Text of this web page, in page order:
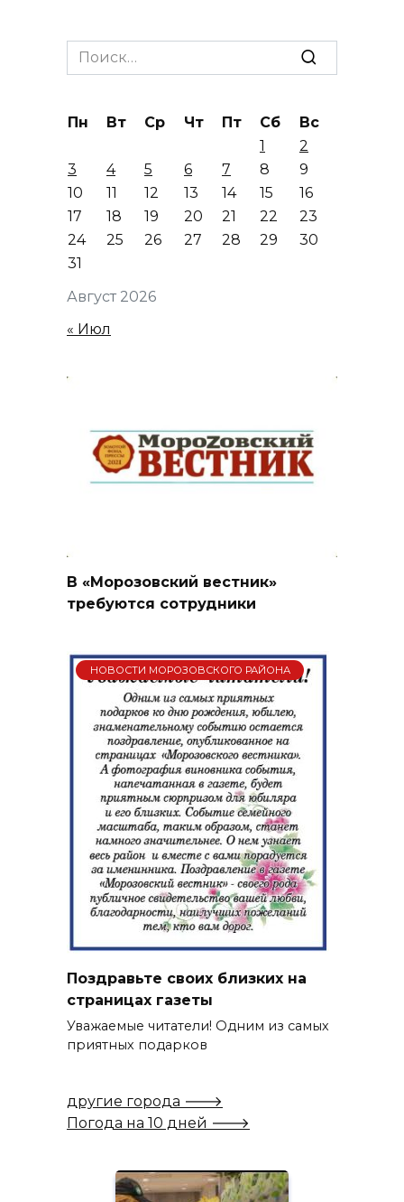
Search
for:
Август 2026
Пн Вт Ср Чт Пт Сб
Вс
1
2
3
4 5 6 7 8
9
10
11 12 13 14 15
16
17
18 19 20 21 22
23
24
25 26 27 28 29
30
31
« Июл
В «Морозовский вестник»
требуются сотрудники
НОВОСТИ МОРОЗОВСКОГО РАЙОНА
Поздравьте своих близких на
страницах газеты
Уважаемые читатели! Одним из самых
приятных подарков
другие города 🡒
Погода на 10 дней 🡒